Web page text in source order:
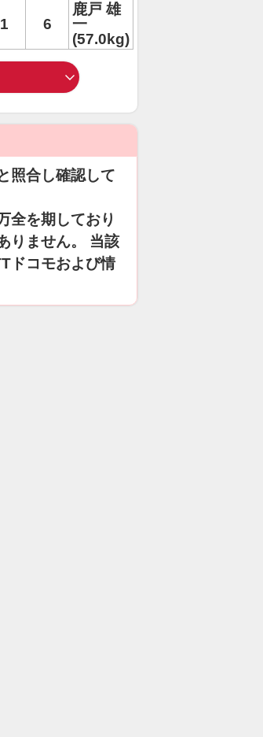
1 6
鹿戸 雄
一
(57.0kg)
照合し確認して
全を期しており
りません。 当該
ドコモおよび情